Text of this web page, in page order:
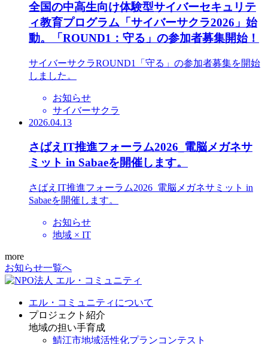
全国の中高生向け体験型サイバーセキュリテ
ィ教育プログラム「サイバーサクラ2026」始
動。「ROUND1：守る」の参加者募集開始！
サイバーサクラROUND1「守る」の参加者募集を開始
しました。
お知らせ
サイバーサクラ
2026.04.13
さばえIT推進フォーラム2026_電脳メガネサ
ミット in Sabaeを開催します。
さばえIT推進フォーラム2026_電脳メガネサミット in
Sabaeを開催します。
お知らせ
地域 × IT
more
お知らせ一覧へ
エル・コミュニティについて
プロジェクト紹介
地域の担い手育成
鯖江市地域活性化プランコンテスト